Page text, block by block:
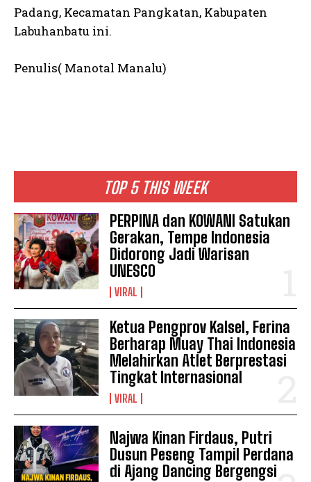
TOP 5 THIS WEEK
PERPINA dan KOWANI Satukan
Gerakan, Tempe Indonesia
Didorong Jadi Warisan
UNESCO
VIRAL
Ketua Pengprov Kalsel, Ferina
Berharap Muay Thai Indonesia
Melahirkan Atlet Berprestasi
Tingkat Internasional
VIRAL
Najwa Kinan Firdaus, Putri
Dusun Peseng Tampil Perdana
di Ajang Dancing Bergengsi
Padang, Kecamatan Pangkatan, Kabupaten
Labuhanbatu ini.
Penulis( Manotal Manalu)